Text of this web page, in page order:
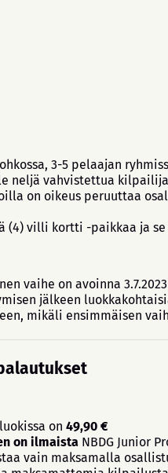
3-5 pelaajan
neljä vahvistettua
on oikeus peruuttaa
(4) villi kortti -paikkaa ja
vaihe on avoinna 3.7.2023
jälkeen
mikäli ensimmäisen
on 49,90 €
on ilmaista NBDG Junior
vain maksamalla